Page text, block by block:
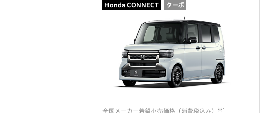
Honda CONNECT ターボ
全国メーカー希望小売価格（ 消費税込み） ※1